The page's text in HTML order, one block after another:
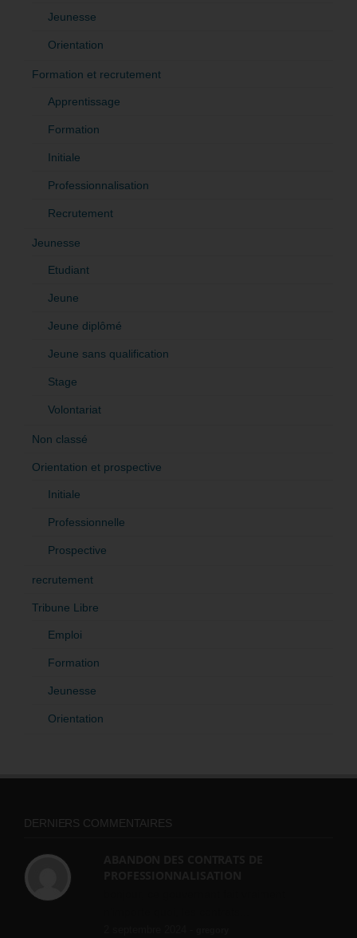
Jeunesse
Orientation
Formation et recrutement
Apprentissage
Formation
Initiale
Professionnalisation
Recrutement
Jeunesse
Etudiant
Jeune
Jeune diplômé
Jeune sans qualification
Stage
Volontariat
Non classé
Orientation et prospective
Initiale
Professionnelle
Prospective
recrutement
Tribune Libre
Emploi
Formation
Jeunesse
Orientation
DERNIERS COMMENTAIRES